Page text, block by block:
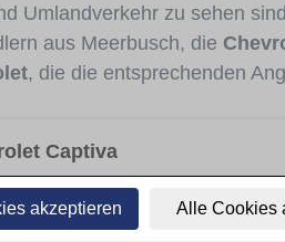
akzeptieren Alle Cookies
Umlandverkehr zu sehen
aus Meerbusch, die
, die die entsprechenden
Captiva